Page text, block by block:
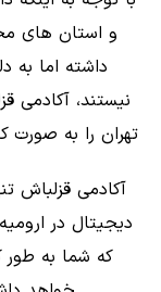
و استان های
داشته اما به
نیستند،
تهران را به صورت
آکادمی قزلباش
دیجیتال در
که شما به طور